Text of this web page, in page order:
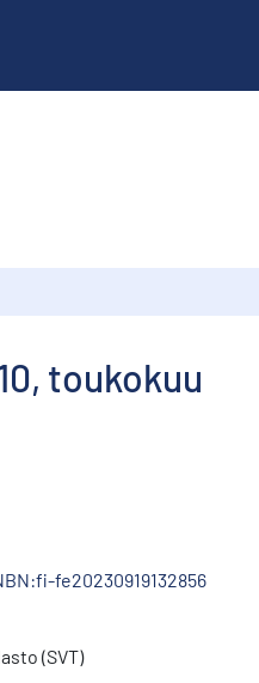
toukokuu
fe20230919132856
(SVT)